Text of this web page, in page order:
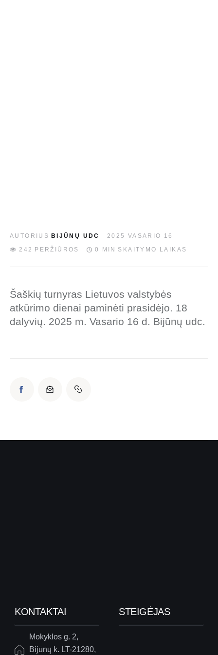
AUTORIUS BIJŪNŲ UDC
2025 VASARIO 16
242
PERŽIŪROS 0 MIN SKAITYMO LAIKAS
Šaškių turnyras Lietuvos valstybės
atkūrimo dienai paminėti prasidėjo. 18
dalyvių. 2025 m. Vasario 16 d. Bijūnų udc.
KONTAKTAI
Mokyklos g. 2,
Bijūnų k. LT-21280,
STEIGĖJAS